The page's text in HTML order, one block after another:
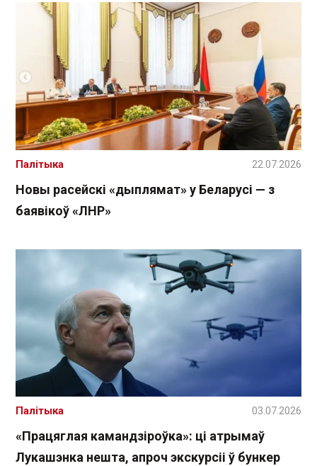
Новы расейскі «дыплямат» у Беларусі — з
баявікоў «ЛНР»
Палітыка 22.07.2026
«Працяглая камандзіроўка»: ці атрымаў
Лукашэнка нешта, апроч экскурсіі ў бункер
Палітыка 03.07.2026